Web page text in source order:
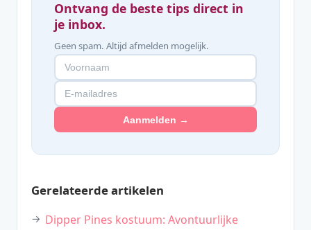
Ontvang de beste tips direct in
je inbox.
Geen spam. Altijd afmelden mogelijk.
Aanmelden →
Gerelateerde artikelen
Dipper Pines kostuum: Avontuurlijke